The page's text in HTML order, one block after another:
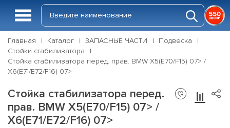
Главная Каталог ЗАПАСНЫЕ ЧАСТИ
Подвеска
Стойки стабилизатора
Стойка стабилизатора перед. прав. BMW X5(E70/F15) 07> /
X6(E71/E72/F16) 07>
Стойка стабилизатора перед.
прав. BMW X5(E70/F15) 07> /
X6(E71/E72/F16) 07>